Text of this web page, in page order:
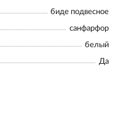
биде подвесное
санфарфор
белый
Да